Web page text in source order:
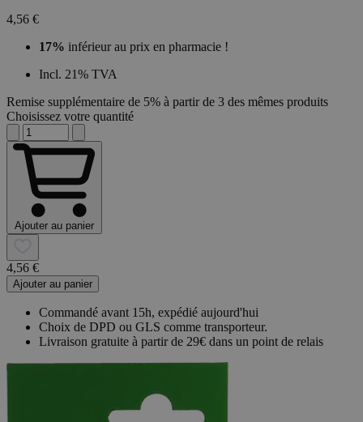
4,56 €
17% inférieur au prix en pharmacie !
Incl. 21% TVA
Remise supplémentaire de 5% à partir de 3 des mêmes produits
Choisissez votre quantité
Ajouter au panier
4,56 €
Ajouter au panier
Commandé avant 15h, expédié aujourd'hui
Choix de DPD ou GLS comme transporteur.
Livraison gratuite à partir de 29€ dans un point de relais